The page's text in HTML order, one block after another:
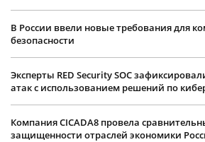
В России ввели новые требования для
безопасности
Эксперты RED Security SOC
атак с использованием решений по
Компания CICADA8 провела
защищенности отраслей экономики